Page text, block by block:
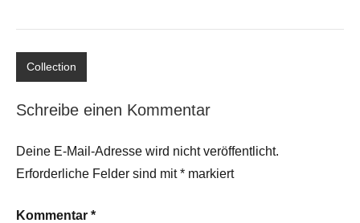
Collection
Schreibe einen Kommentar
Deine E-Mail-Adresse wird nicht veröffentlicht.
Erforderliche Felder sind mit* markiert
Kommentar *